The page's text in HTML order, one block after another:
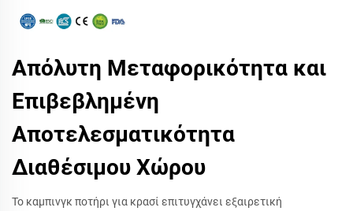
Απόλυτη Μεταφορικότητα και
Επιβεβλημένη
Αποτελεσματικότητα
Διαθέσιμου Χώρου
Το καμπινγκ ποτήρι για κρασί επιτυγχάνει εξαιρετική